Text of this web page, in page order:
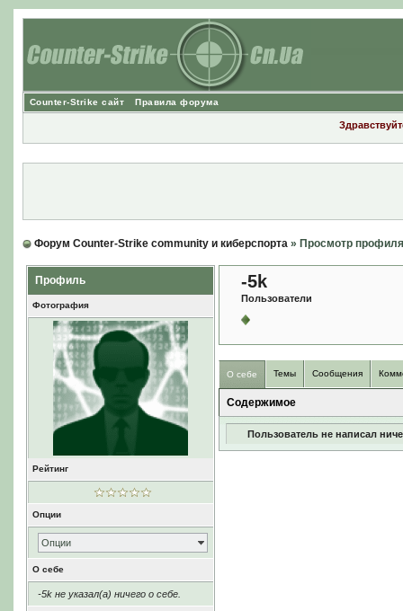
Counter-Strike сайт Правила форума
Форум Counter-Strike community и киберспорта» Просмотр профиля
Профиль
Фотография
Рейтинг
Опции
Опции
О себе
-5k не указал(а) ничего о себе.
-5k
Пользователи
О себе Темы Сообщения
Содержимое
Пользователь не написал